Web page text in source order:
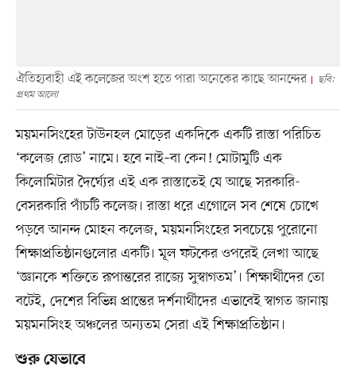
ঐতিহ্যবাহী এই কলেজের অংশ হতে পারা অনেকের কাছে আনন্দের
ছবি:
প্রথম আলো
ময়মনসিংহের টাউনহল মোড়ের একদিকে একটি রাস্তা পরিচিত
‘কলেজ রোড’ নামে। হবে নাই–বা কেন! মোটামুটি এক
কিলোমিটার দৈর্ঘ্যের এই এক রাস্তাতেই যে আছে সরকারি-
বেসরকারি পাঁচটি কলেজ। রাস্তা ধরে এগোলে সব শেষে চোখে
পড়বে আনন্দ মোহন কলেজ, ময়মনসিংহের সবচেয়ে পুরোনো
শিক্ষাপ্রতিষ্ঠানগুলোর একটি। মূল ফটকের ওপরেই লেখা আছে
‘জ্ঞানকে শক্তিতে রূপান্তরের রাজ্যে সুস্বাগতম’। শিক্ষার্থীদের তো
বটেই, দেশের বিভিন্ন প্রান্তের দর্শনার্থীদের এভাবেই স্বাগত জানায়
ময়মনসিংহ অঞ্চলের অন্যতম সেরা এই শিক্ষাপ্রতিষ্ঠান।
শুরু যেভাবে